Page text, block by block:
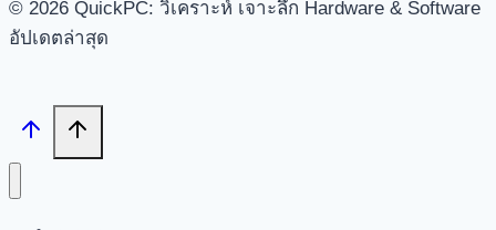
© 2026 QuickPC: วิเคราะห์ เจาะลึก Hardware & Software
อัปเดตล่าสุด